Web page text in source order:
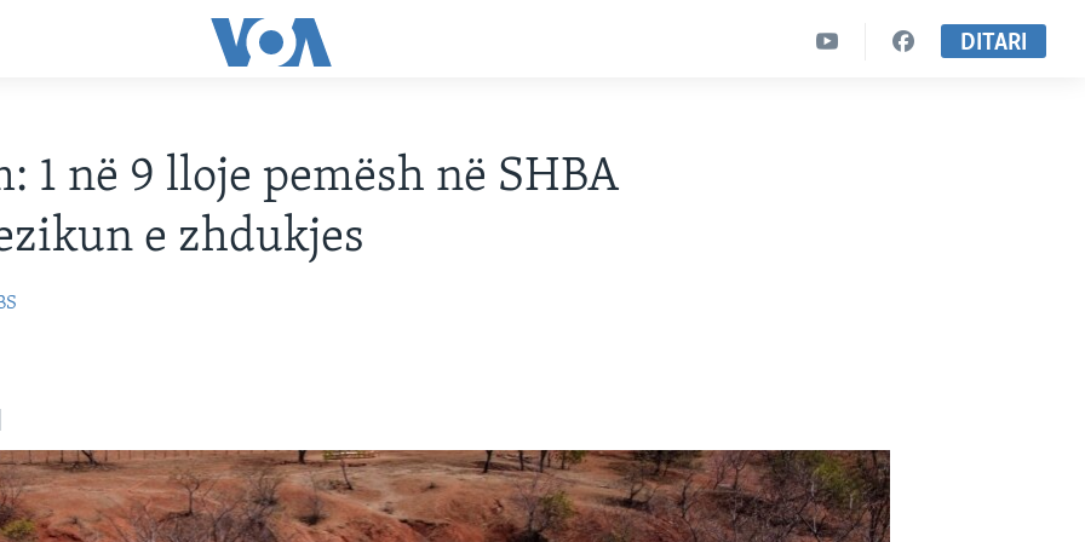
DITARI
1 në 9 lloje pemësh në SHBA
e zhdukjes